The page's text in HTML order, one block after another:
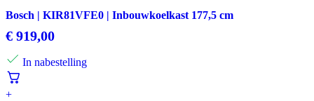
Bosch | KIR81VFE0 | Inbouwkoelkast 177,5 cm
€ 919,00
In nabestelling
+